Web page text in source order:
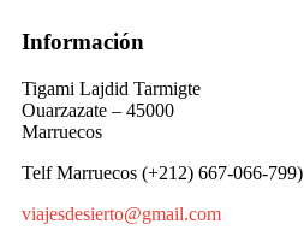
Información
Tigami Lajdid Tarmigte
Ouarzazate – 45000
Marruecos
Telf Marruecos (+212) 667-066-799)
viajesdesierto@gmail.com